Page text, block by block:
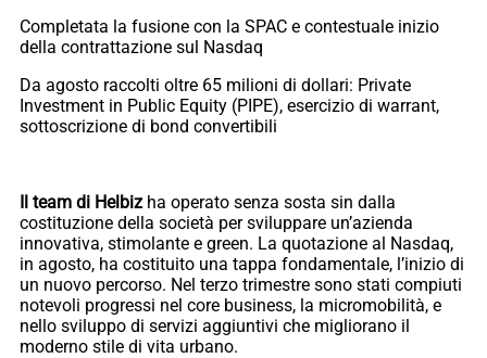
Completata la fusione con la SPAC e contestuale inizio
della contrattazione sul Nasdaq
Da agosto raccolti oltre 65 milioni di dollari: Private
Investment in Public Equity (PIPE), esercizio di warrant,
sottoscrizione di bond convertibili
Il team di Helbiz ha operato senza sosta sin dalla
costituzione della società per sviluppare un’azienda
innovativa, stimolante e green. La quotazione al Nasdaq,
in agosto, ha costituito una tappa fondamentale, l’inizio di
un nuovo percorso. Nel terzo trimestre sono stati compiuti
notevoli progressi nel core business, la micromobilità, e
nello sviluppo di servizi aggiuntivi che migliorano il
moderno stile di vita urbano.